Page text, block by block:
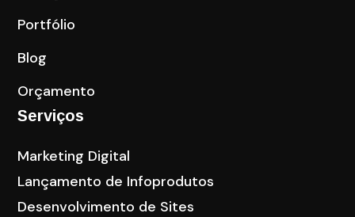
Portfólio
Blog
Orçamento
Serviços
Marketing Digital
Lançamento de Infoprodutos
Desenvolvimento de Sites